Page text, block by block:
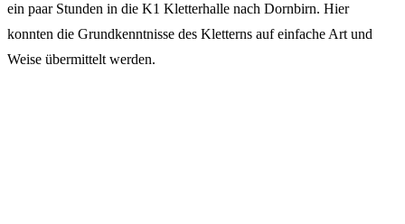
ein paar Stunden in die K1 Kletterhalle nach Dornbirn. Hier
konnten die Grundkenntnisse des Kletterns auf einfache Art und
Weise übermittelt werden.